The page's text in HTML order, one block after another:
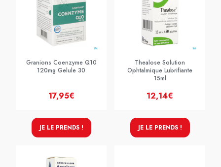
Granions Coenzyme Q10
120mg Gelule 30
17,95€
JE LE PRENDS !
Thealose Solution
Ophtalmique Lubrifiante
15ml
12,14€
JE LE PRENDS !